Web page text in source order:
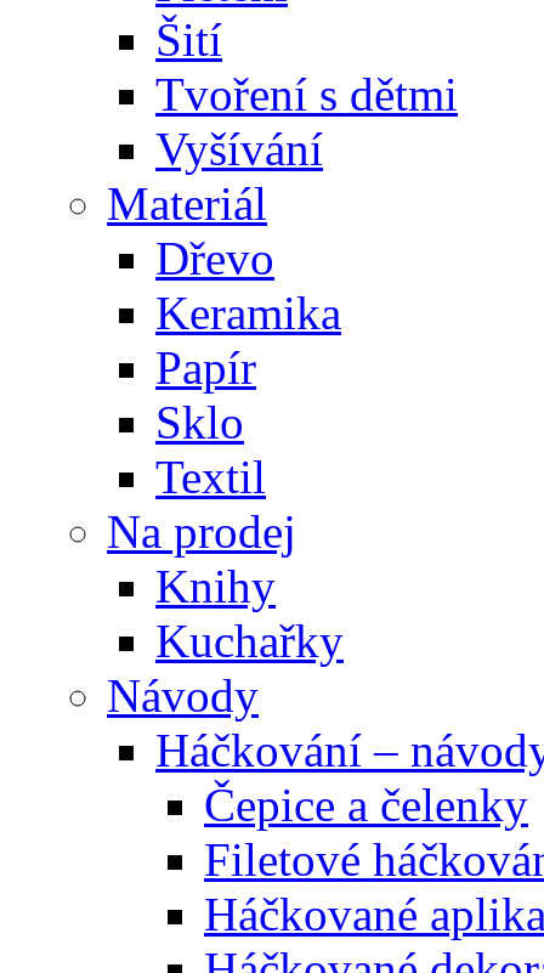
Šití
Tvoření s dětmi
Vyšívání
Materiál
Dřevo
Keramika
Papír
Sklo
Textil
Na prodej
Knihy
Kuchařky
Návody
Háčkování –
Čepice a čelenky
Filetové
Háčkované